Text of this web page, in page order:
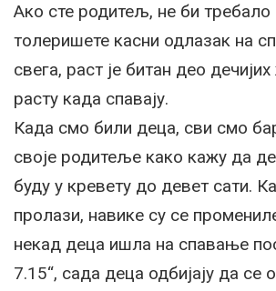
Ако сте родитељ, не би требало
толеришете касни одлазак на
свега, раст је битан део
расту када спавају.
Када смо били деца, сви смо
своје родитеље како кажу да
буду у кревету до девет сати.
пролази, навике су се
некад деца ишла на спавање
7.15“, сада деца одбијају да се